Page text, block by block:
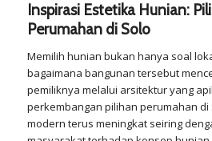
Inspirasi Estetika Hunian:
Perumahan di Solo
Memilih hunian bukan hanya soal
bagaimana bangunan tersebut
pemiliknya melalui arsitektur yang
perkembangan pilihan perumahan di
modern terus meningkat seiring